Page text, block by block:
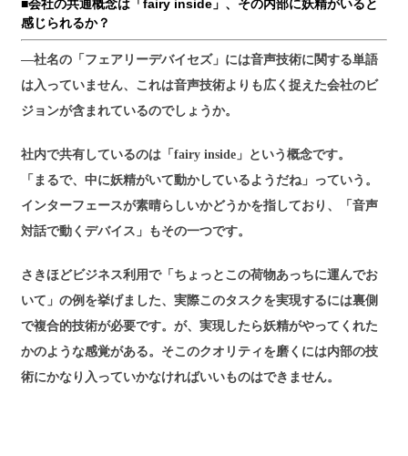
■会社の共通概念は「fairy inside」、その内部に妖精がいると
感じられるか？
―社名の「フェアリーデバイセズ」には音声技術に関する単語
は入っていません、これは音声技術よりも広く捉えた会社のビ
ジョンが含まれているのでしょうか。
社内で共有しているのは「fairy inside」という概念です。
「まるで、中に妖精がいて動かしているようだね」っていう。
インターフェースが素晴らしいかどうかを指しており、「音声
対話で動くデバイス」もその一つです。
さきほどビジネス利用で「ちょっとこの荷物あっちに運んでお
いて」の例を挙げました、実際このタスクを実現するには裏側
で複合的技術が必要です。が、実現したら妖精がやってくれた
かのような感覚がある。そこのクオリティを磨くには内部の技
術にかなり入っていかなければいいものはできません。